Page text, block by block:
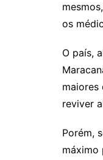
os
O país,
maiores
reviver
Porém,
máximo